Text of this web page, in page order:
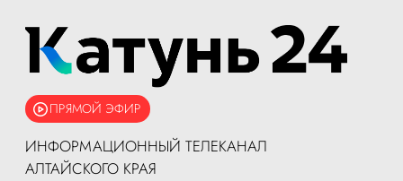
ПРЯМОЙ ЭФИР
ИНФОРМАЦИОННЫЙ ТЕЛЕКАНАЛ
АЛТАЙСКОГО КРАЯ